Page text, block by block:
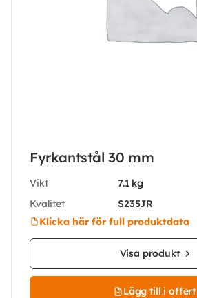
Fyrkantstål 30 mm
Vikt
7.1 kg
Kvalitet
S235JR
Klicka här för full produktdata
Visa produkt
Lägg till i offert